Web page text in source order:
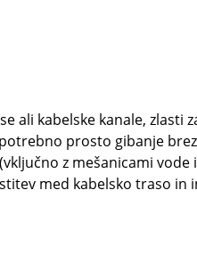
ali kabelske kanale, zlasti
prosto gibanje
z mešanicami
med kabelsko traso in